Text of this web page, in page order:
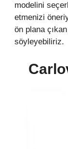
modelini
etmenizi
ön plana
söyleyebiliriz.